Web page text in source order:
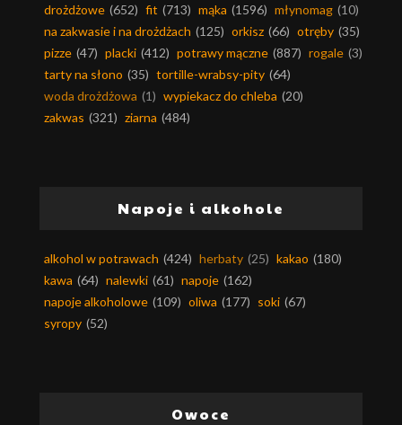
drożdżowe (652) fit (713) mąka (1596) młynomag (10)
na zakwasie i na drożdżach (125) orkisz (66) otręby (35)
pizze (47) placki (412) potrawy mączne (887) rogale (3)
tarty na słono (35) tortille-wrabsy-pity (64)
woda drożdżowa (1) wypiekacz do chleba (20)
zakwas (321) ziarna (484)
Napoje i alkohole
alkohol w potrawach (424) herbaty (25) kakao (180)
kawa (64) nalewki (61) napoje (162)
napoje alkoholowe (109) oliwa (177) soki (67)
syropy (52)
Owoce